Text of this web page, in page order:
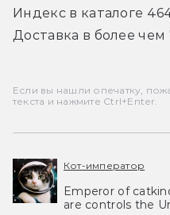
Индекс в каталоге
Доставка в более
Если вы нашли опечатку,
текста и нажмите Ctrl+Enter.
Кот-император
Emperor of
are controls the